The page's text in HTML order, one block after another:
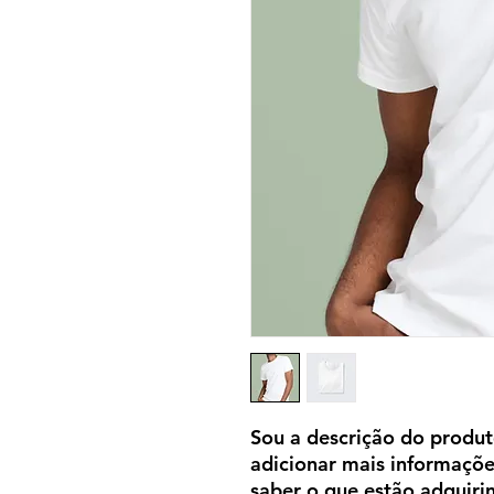
Sou a descrição do
adicionar mais